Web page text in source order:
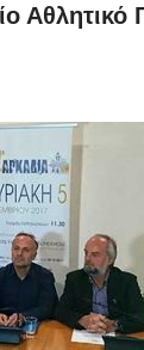
Αθλητικό